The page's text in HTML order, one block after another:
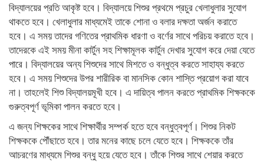
বিদ্যালয়ের প্রতি আকৃষ্ট হবে। বিদ্যালয়ে শিশুর প্রথমে প্রচুর খেলাধুলার সুযোগ
থাকতে হবে। খেলাধুলার মাধ্যমেই তাকে শোনা ও বলার দক্ষতা অর্জন করাতে
হবে। এ সময় তাদের গণিতের প্রাথমিক ধারণা ও বর্ণের সাথে পরিচয় করাতে হবে।
তাদেরকে এই সময় মীনা কার্টুন সহ শিক্ষামূলক কার্টুন দেখার সুযোগ করে দেয়া যেতে
পারে। বিদ্যালয়ের অন্য শিশুদের সাথে মিশতে ও বন্ধুত্ব করতে সাহায্য করতে
হবে। এ সময় শিশুদের উপর শারীরিক বা মানসিক কোন শাস্তি প্রয়োগ করা যাবে
না। তাহলেই শিশু বিদ্যালয়মূখী হবে। এ দায়িত্ব পালন করতে প্রাথমিক শিক্ষককে
গুরুত্বপূর্ণ ভূমিকা পালন করতে হবে।
এ জন্য শিক্ষকের সাথে শিক্ষার্থীর সম্পর্ক হতে হবে বন্ধুত্বপূর্ণ। শিশুর নিকট
শিক্ষককে পৌঁছাতে হবে। তার মনের কাছে চলে যেতে হবে। শিক্ষককে তাঁর
আচরণের মাধ্যমে শিশুর বন্ধু হয়ে যেতে হবে। তাঁকে শিশুর সাথে শেয়ার করতে